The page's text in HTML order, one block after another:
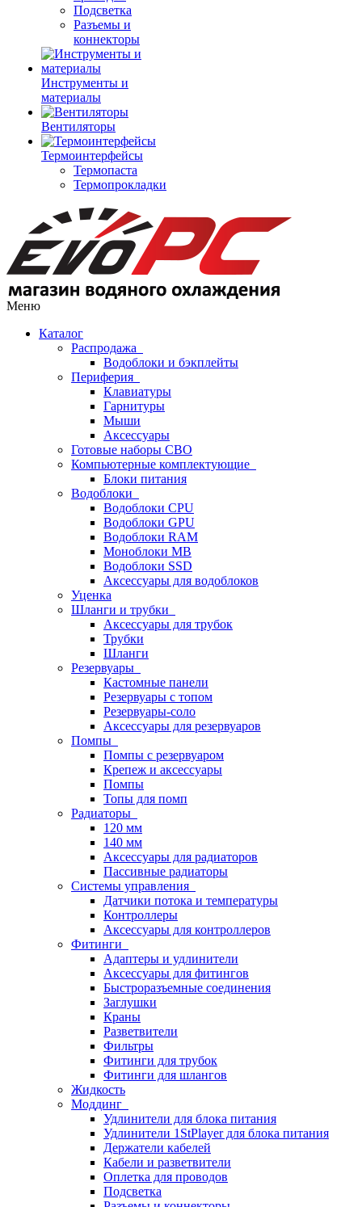
Подсветка
Разъемы и
коннекторы
Инструменты и
материалы
Вентиляторы
Термоинтерфейсы
Термопаста
Термопрокладки
Меню
Каталог
Распродажа
Водоблоки и бэкплейты
Периферия
Клавиатуры
Гарнитуры
Мыши
Аксессуары
Готовые наборы СВО
Компьютерные комплектующие
Блоки питания
Водоблоки
Водоблоки CPU
Водоблоки GPU
Водоблоки RAM
Моноблоки MB
Водоблоки SSD
Аксессуары для водоблоков
Уценка
Шланги и трубки
Аксессуары для трубок
Трубки
Шланги
Резервуары
Кастомные панели
Резервуары с топом
Резервуары-соло
Аксессуары для резервуаров
Помпы
Помпы с резервуаром
Крепеж и аксессуары
Помпы
Топы для помп
Радиаторы
120 мм
140 мм
Аксессуары для радиаторов
Пассивные радиаторы
Системы управления
Датчики потока и температуры
Контроллеры
Аксессуары для контроллеров
Фитинги
Адаптеры и удлинители
Аксессуары для фитингов
Быстроразъемные соединения
Заглушки
Краны
Разветвители
Фильтры
Фитинги для трубок
Фитинги для шлангов
Жидкость
Моддинг
Удлинители для блока питания
Удлинители 1StPlayer для блока питания
Держатели кабелей
Кабели и разветвители
Оплетка для проводов
Подсветка